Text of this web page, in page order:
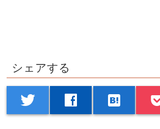
シェアする
twitter facebook hatenabookmark